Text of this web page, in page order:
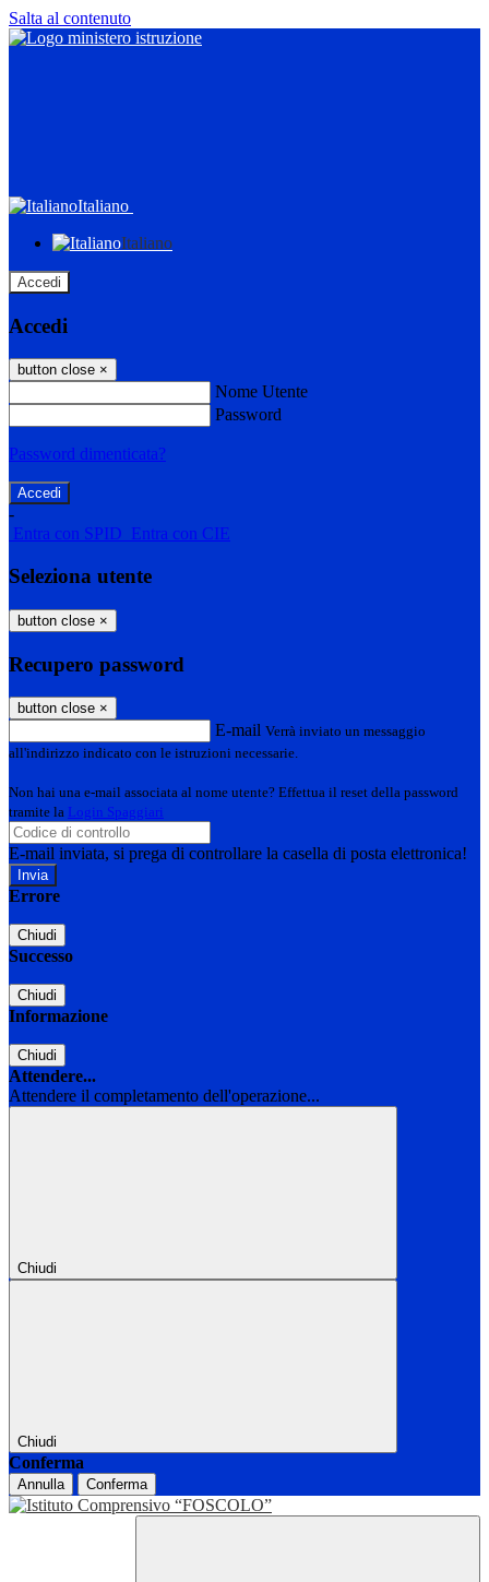
Salta al contenuto
Italiano
Italiano
Accedi
Accedi
button close ×
Nome Utente
Password
Password dimenticata?
-
Entra con SPID Entra con CIE
Seleziona utente
button close ×
Recupero password
button close ×
E-mail Verrà inviato un messaggio
all'indirizzo indicato con le istruzioni necessarie.
Non hai una e-mail associata al nome utente? Effettua il reset della password
tramite la Login Spaggiari
E-mail inviata, si prega di controllare la casella di posta elettronica!
Errore
Chiudi
Successo
Chiudi
Informazione
Chiudi
Attendere...
Attendere il completamento dell'operazione...
Chiudi
Chiudi
Conferma
Annulla Conferma